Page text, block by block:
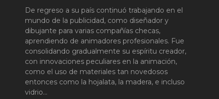
De regreso a su país continuó trabajando en el
mundo de la publicidad, como diseñador y
dibujante para varias compañías checas,
aprendiendo de animadores profesionales. Fue
consolidando gradualmente su espíritu creador,
con innovaciones peculiares en la animación,
como el uso de materiales tan novedosos
entonces como la hojalata, la madera, e incluso
vidrio…